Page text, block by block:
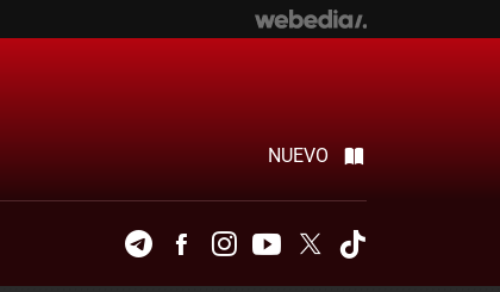
NUEVO
TelegramFacebookInstagramYoutubeTwitter